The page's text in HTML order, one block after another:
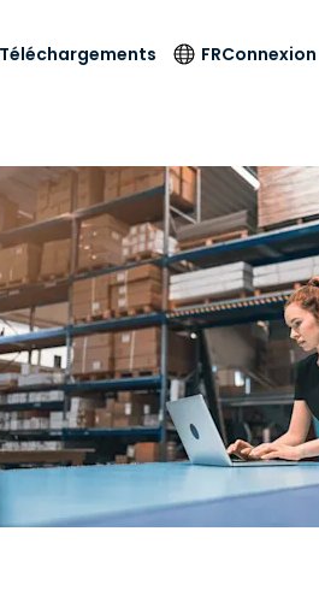
de
sur
Produits de
sécurité
Antivirus
Détection et
réponse sur les
terminaux
Accès et contrôle
Wi-Fi Foxpass
Espace de travail
sécurisé Zero Trust
Shield (Anti-
arnaque)
Divertissements
et secteur
& Design
et comptabilité
Divertissements
les secteurs
Téléchargements FR
Langue
English
Deutsch
Español
Français
Italiano
Nederlands
Português
简体中文
繁體中文
Connexion